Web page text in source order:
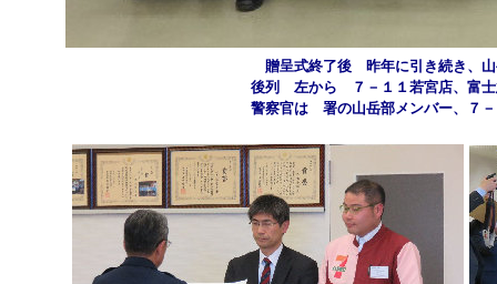
贈呈式終了後 昨年に引き続き、
後列 左から ７－１１若宮店、富士
警察官は 署の山岳部メンバー、７